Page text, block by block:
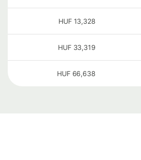
13,328
HUF
33,319
HUF
66,638
HUF